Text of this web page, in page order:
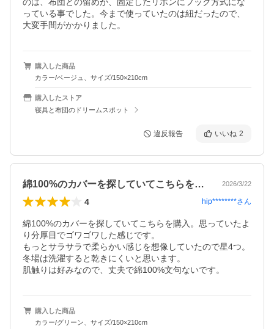
っている事でした。今まで使っていたのは紐だったので、
大変手間がかかりました。
購入した商品
カラー/ベージュ、サイズ/150×210cm
購入したストア
寝具と布団のドリームスポット
違反報告 いいね 2
綿100%のカバーを探していてこちらを… 2026/3/22
4 hip********さん
綿100%のカバーを探していてこちらを購入。思っていたよ
り分厚目でゴワゴワした感じです。
もっとサラサラで柔らかい感じを想像していたので星4つ。
冬場は洗濯すると乾きにくいと思います。
肌触りは好みなので、丈夫で綿100%文句ないです。
購入した商品
カラー/グリーン、サイズ/150×210cm